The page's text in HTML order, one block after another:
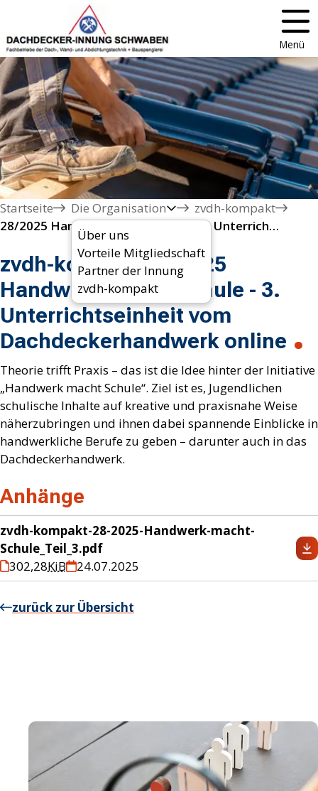
Menü
Startseite
Die Organisation
Über uns
Vorteile Mitgliedschaft
Partner der Innung
zvdh-kompakt
zvdh-kompakt
28/2025 Handwerk macht Schule - 3. Unterrichtseinheit vom Dachdeckerhandwerk online
zvdh-kompakt 28/2025
Handwerk macht Schule - 3.
Unterrichtseinheit vom
Dachdeckerhandwerk online
Theorie trifft Praxis – das ist die Idee hinter der Initiative
„Handwerk macht Schule“. Ziel ist es, Jugendlichen
schulische Inhalte auf kreative und praxisnahe Weise
näherzubringen und ihnen dabei spannende Einblicke in
handwerkliche Berufe zu geben – darunter auch in das
Dachdeckerhandwerk.
Anhänge
zvdh-kompakt-28-2025-Handwerk-macht-
Schule_Teil_3.pdf
302,28KiB 24.07.2025
zurück zur Übersicht